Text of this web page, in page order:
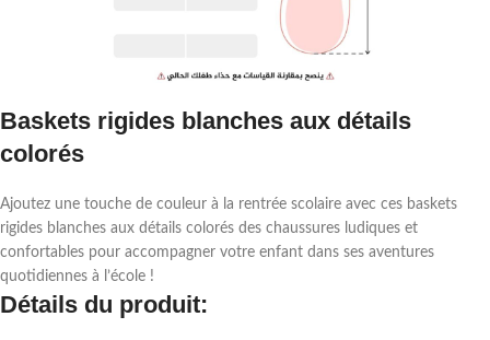
Baskets rigides blanches aux détails
colorés
Ajoutez une touche de couleur à la rentrée scolaire avec ces baskets
rigides blanches aux détails colorés des chaussures ludiques et
confortables pour accompagner votre enfant dans ses aventures
quotidiennes à l’école !
Détails du produit: